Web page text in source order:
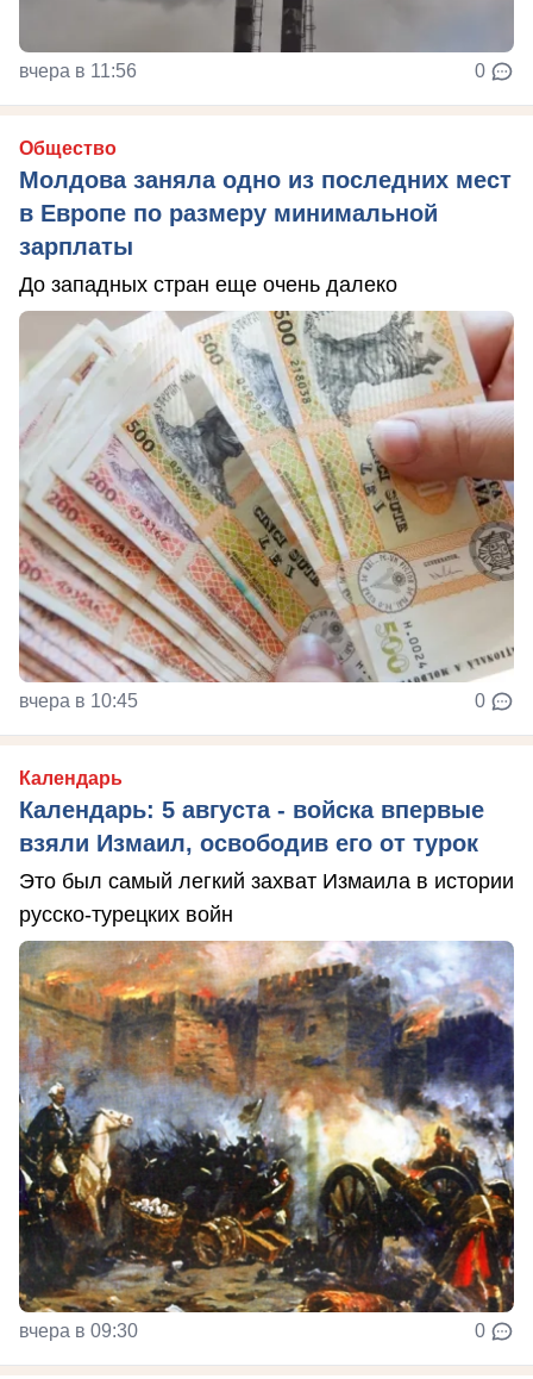
вчера в 11:56 0
Общество
Молдова заняла одно из последних мест
в Европе по размеру минимальной
зарплаты
До западных стран еще очень далеко
вчера в 10:45 0
Календарь
Календарь: 5 августа - войска впервые
взяли Измаил, освободив его от турок
Это был самый легкий захват Измаила в истории
русско-турецких войн
вчера в 09:30 0